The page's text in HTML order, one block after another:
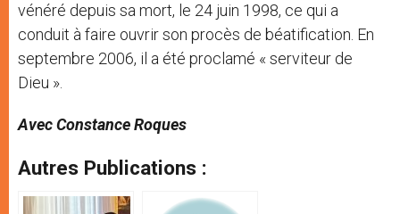
vénéré depuis sa mort, le 24 juin 1998, ce qui a
conduit à faire ouvrir son procès de béatification. En
septembre 2006, il a été proclamé « serviteur de
Dieu ».
Avec Constance Roques
Autres Publications :